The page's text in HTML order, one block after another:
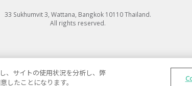
33 Sukhumvit 3, Wattana, Bangkok 10110 Thailand.
All rights reserved.
、サイトの使用状況を分析し、弊
したことになります。